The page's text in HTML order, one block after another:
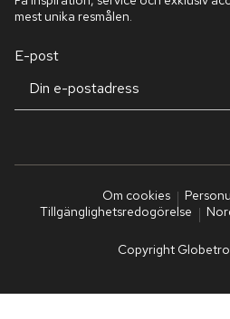
mest unika resmålen.
E-post
Om cookies
Tillgänglighetsredogörelse
Copyright